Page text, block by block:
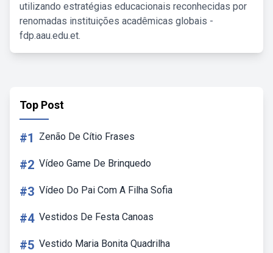
utilizando estratégias educacionais reconhecidas por
renomadas instituições acadêmicas globais -
fdp.aau.edu.et.
Top Post
#1 Zenão De Cítio Frases
#2 Vídeo Game De Brinquedo
#3 Vídeo Do Pai Com A Filha Sofia
#4 Vestidos De Festa Canoas
#5 Vestido Maria Bonita Quadrilha